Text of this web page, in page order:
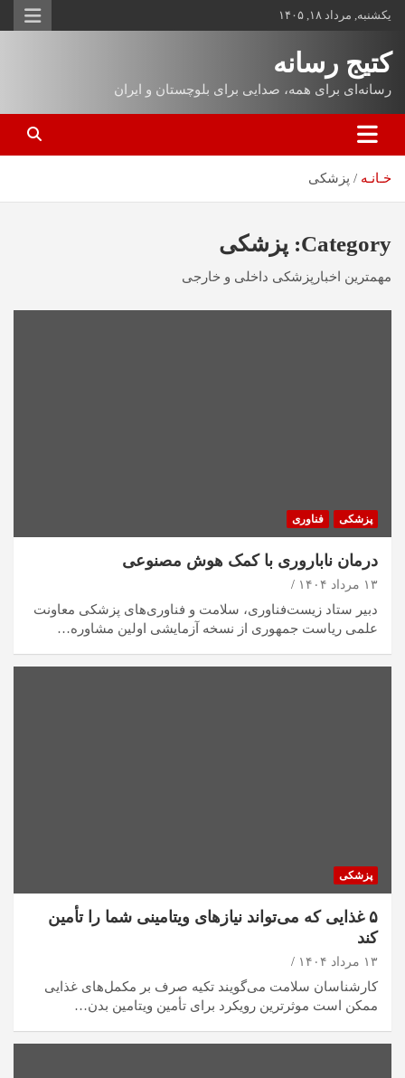
یکشنبه, مرداد ۱۸, ۱۴۰۵
کتیج رسانه
رسانه‌ای برای همه، صدایی برای بلوچستان و ایران
خـانـه پزشکی
Category: پزشکی
مهمترین اخبارپزشکی داخلی و خارجی
پزشکی فناوری
درمان ناباروری با کمک هوش مصنوعی
۱۳ مرداد ۱۴۰۴
دبیر ستاد زیست‌فناوری، سلامت و فناوری‌های پزشکی معاونت
علمی ریاست جمهوری از نسخه آزمایشی اولین مشاوره…
پزشکی
۵ غذایی که می‌تواند نیاز‌های ویتامینی شما را تأمین
کند
۱۳ مرداد ۱۴۰۴
کارشناسان سلامت می‌گویند تکیه صرف بر مکمل‌های غذایی
ممکن است موثرترین رویکرد برای تأمین ویتامین بدن…